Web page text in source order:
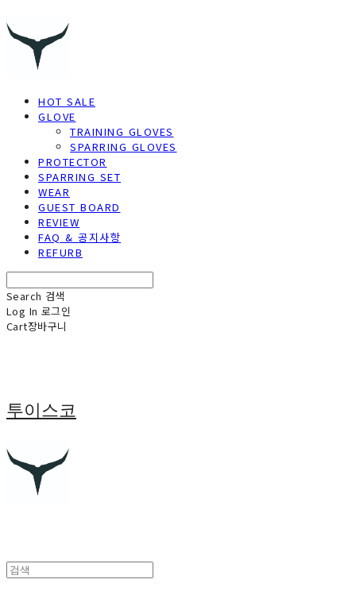
HOT SALE
GLOVE
TRAINING GLOVES
SPARRING GLOVES
PROTECTOR
SPARRING SET
WEAR
GUEST BOARD
REVIEW
FAQ & 공지사항
REFURB
Search 검색
Log In 로그인
Cart장바구니
투이스코